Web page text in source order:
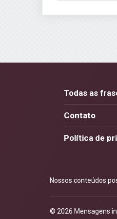
Todas as
Contato
Política de
Nossos conteúdos
© 2026 Mensagens